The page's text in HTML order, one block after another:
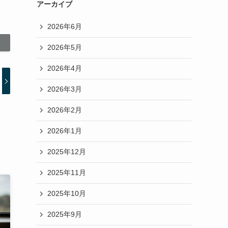
アーカイブ
2026年6月
2026年5月
2026年4月
2026年3月
2026年2月
2026年1月
2025年12月
2025年11月
2025年10月
2025年9月